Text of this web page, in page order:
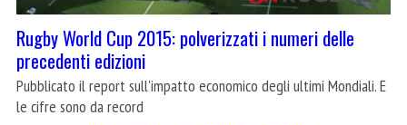
Rugby World Cup 2015: polverizzati i numeri delle
precedenti edizioni
Pubblicato il report sull'impatto economico degli ultimi Mondiali. E
le cifre sono da record